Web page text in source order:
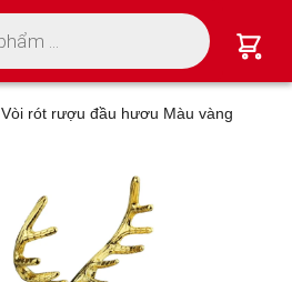
Vòi rót rượu đầu hươu Màu vàng